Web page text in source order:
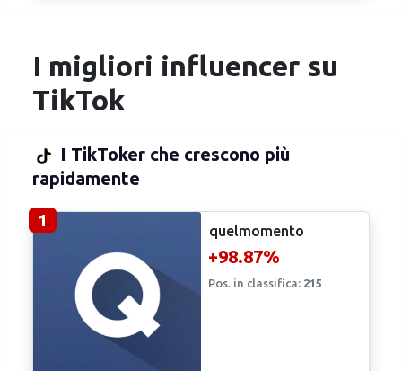
TikTok
rapidamente
quelmomento
+98.87%
Pos. in classifica: